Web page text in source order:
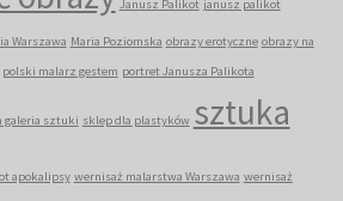
Janusz Palikot janusz palikot
Warszawa Maria Poziomska obrazy erotyczne obrazy na
polski malarz gestem portret Janusza Palikota
galeria sztuki sklep dla plastyków sztuka
apokalipsy wernisaż malarstwa Warszawa wernisaż